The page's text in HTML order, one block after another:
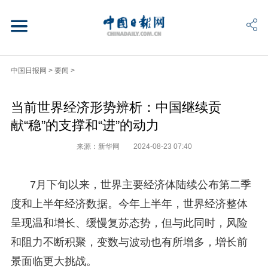
中国日报网 > 要闻 >
当前世界经济形势辨析：中国继续贡
献“稳”的支撑和“进”的动力
来源：新华网 2024-08-23 07:40
7月下旬以来，世界主要经济体陆续公布第二季
度和上半年经济数据。今年上半年，世界经济整体
呈现温和增长、缓慢复苏态势，但与此同时，风险
和阻力不断积聚，变数与波动也有所增多，增长前
景面临更大挑战。